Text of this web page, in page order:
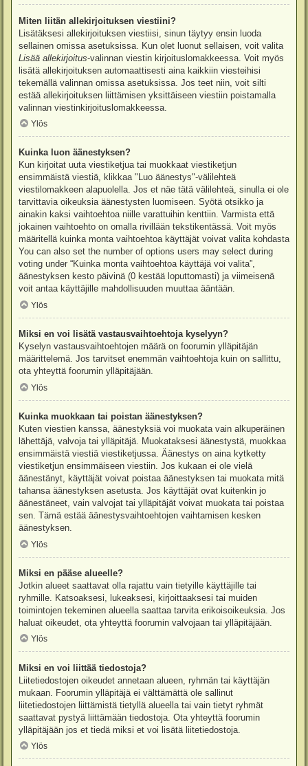
Miten liitän allekirjoituksen viestiini?
Lisätäksesi allekirjoituksen viestiisi, sinun täytyy ensin luoda
sellainen omissa asetuksissa. Kun olet luonut sellaisen, voit valita
Lisää allekirjoitus-valinnan viestin kirjoituslomakkeessa. Voit myös
lisätä allekirjoituksen automaattisesti aina kaikkiin viesteihisi
tekemällä valinnan omissa asetuksissa. Jos teet niin, voit silti
estää allekirjoituksen liittämisen yksittäiseen viestiin poistamalla
valinnan viestinkirjoituslomakkeessa.
Ylös
Kuinka luon äänestyksen?
Kun kirjoitat uuta viestiketjua tai muokkaat viestiketjun
ensimmäistä viestiä, klikkaa "Luo äänestys"-välilehteä
viestilomakkeen alapuolella. Jos et näe tätä välilehteä, sinulla ei ole
tarvittavia oikeuksia äänestysten luomiseen. Syötä otsikko ja
ainakin kaksi vaihtoehtoa niille varattuihin kenttiin. Varmista että
jokainen vaihtoehto on omalla rivillään tekstikentässä. Voit myös
määritellä kuinka monta vaihtoehtoa käyttäjät voivat valita kohdasta
You can also set the number of options users may select during
voting under “Kuinka monta vaihtoehtoa käyttäjä voi valita”,
äänestyksen kesto päivinä (0 kestää loputtomasti) ja viimeisenä
voit antaa käyttäjille mahdollisuuden muuttaa ääntään.
Ylös
Miksi en voi lisätä vastausvaihtoehtoja kyselyyn?
Kyselyn vastausvaihtoehtojen määrä on foorumin ylläpitäjän
määrittelemä. Jos tarvitset enemmän vaihtoehtoja kuin on sallittu,
ota yhteyttä foorumin ylläpitäjään.
Ylös
Kuinka muokkaan tai poistan äänestyksen?
Kuten viestien kanssa, äänestyksiä voi muokata vain alkuperäinen
lähettäjä, valvoja tai ylläpitäjä. Muokataksesi äänestystä, muokkaa
ensimmäistä viestiä viestiketjussa. Äänestys on aina kytketty
viestiketjun ensimmäiseen viestiin. Jos kukaan ei ole vielä
äänestänyt, käyttäjät voivat poistaa äänestyksen tai muokata mitä
tahansa äänestyksen asetusta. Jos käyttäjät ovat kuitenkin jo
äänestäneet, vain valvojat tai ylläpitäjät voivat muokata tai poistaa
sen. Tämä estää äänestysvaihtoehtojen vaihtamisen kesken
äänestyksen.
Ylös
Miksi en pääse alueelle?
Jotkin alueet saattavat olla rajattu vain tietyille käyttäjille tai
ryhmille. Katsoaksesi, lukeaksesi, kirjoittaaksesi tai muiden
toimintojen tekeminen alueella saattaa tarvita erikoisoikeuksia. Jos
haluat oikeudet, ota yhteyttä foorumin valvojaan tai ylläpitäjään.
Ylös
Miksi en voi liittää tiedostoja?
Liitetiedostojen oikeudet annetaan alueen, ryhmän tai käyttäjän
mukaan. Foorumin ylläpitäjä ei välttämättä ole sallinut
liitetiedostojen liittämistä tietyllä alueella tai vain tietyt ryhmät
saattavat pystyä liittämään tiedostoja. Ota yhteyttä foorumin
ylläpitäjään jos et tiedä miksi et voi lisätä liitetiedostoja.
Ylös